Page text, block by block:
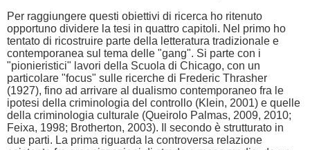
Per raggiungere questi obiettivi di ricerca ho ritenuto
opportuno dividere la tesi in quattro capitoli. Nel primo ho
tentato di ricostruire parte della letteratura tradizionale e
contemporanea sul tema delle "gang". Si parte con i
"pionieristici" lavori della Scuola di Chicago, con un
particolare "focus" sulle ricerche di Frederic Thrasher
(1927), fino ad arrivare al dualismo contemporaneo fra le
ipotesi della criminologia del controllo (Klein, 2001) e quelle
della criminologia culturale (Queirolo Palmas, 2009, 2010;
Feixa, 1998; Brotherton, 2003). Il secondo è strutturato in
due parti. La prima riguarda la controversa relazione